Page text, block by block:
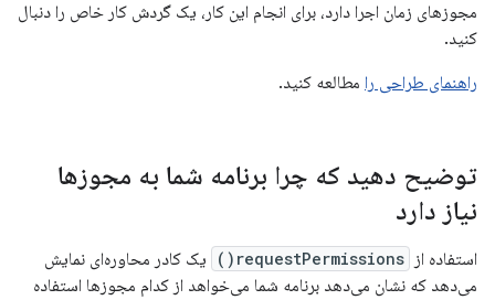
مجوزهای زمان اجرا دارد، برای انجام این کار، یک گردش کار خاص را دنبال
کنید.
راهنمای طراحی را مطالعه کنید.
توضیح دهید که چرا برنامه شما به مجوزها
نیاز دارد
استفاده از requestPermissions()
یک کادر محاوره‌ای نمایش
می‌دهد که نشان می‌دهد برنامه شما می‌خواهد از کدام مجوزها استفاده